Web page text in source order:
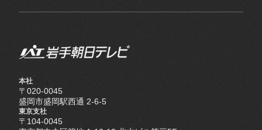
本社
〒020-0045
盛岡市盛岡駅西通 2-6-5
東京支社
〒104-0045